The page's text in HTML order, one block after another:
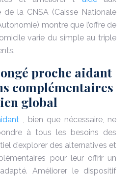
de la CNSA (Caisse Nationale
montre que l’offre de
varie du simple au triple
proche aidant
complémentaires
global
, bien que nécessaire, ne
à tous les besoins des
d’explorer des alternatives et
pour leur offrir un
Améliorer le dispositif